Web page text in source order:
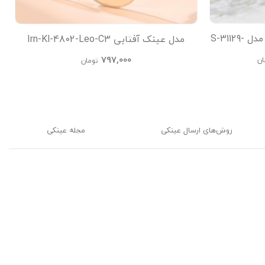
عینک آفتابی پلاریزه آلبرت ووگ مدل S-31129-
C4-Leo
مدل عینک آفتابی Irn-Kl-4802-Leo-C3
عینک آفتابی زنانه, عینک آفتابی مردانه,
797,000 تومان
روش‌های ارسال عینکی مجله عینکی